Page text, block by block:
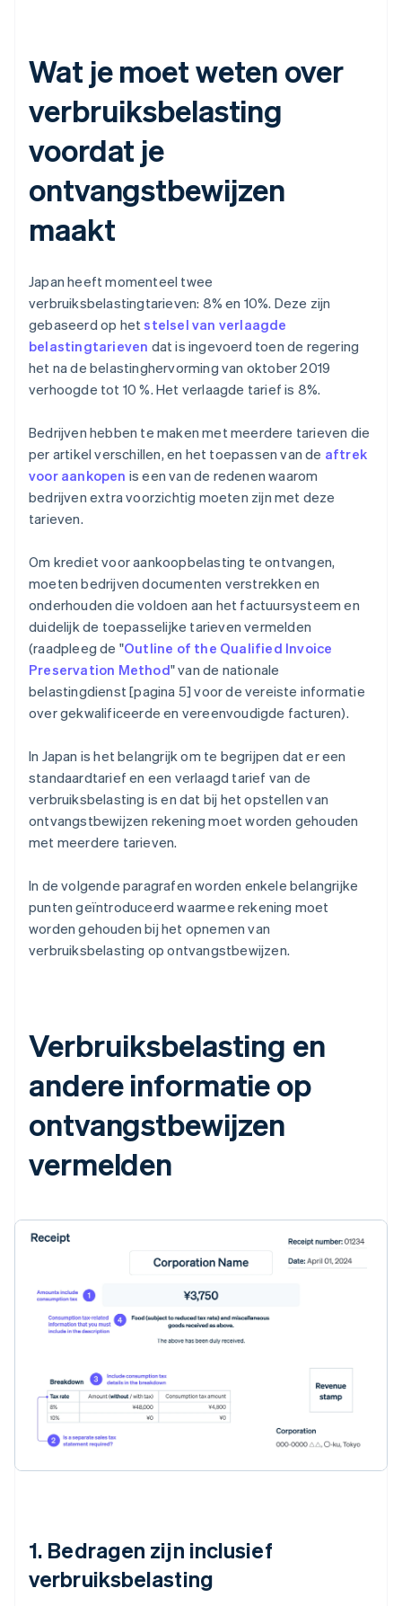
Wat je moet weten over
verbruiksbelasting
voordat je
ontvangstbewijzen
maakt
Japan heeft momenteel twee
verbruiksbelastingtarieven: 8% en 10%. Deze zijn
gebaseerd op hetstelsel van verlaagde
belastingtarieven dat is ingevoerd toen de regering
het na de belastinghervorming van oktober 2019
verhoogde tot 10 %. Het verlaagde tarief is 8%.
Bedrijven hebben te maken met meerdere tarieven die
per artikel verschillen, en het toepassen van de aftrek
voor aankopen is een van de redenen waarom
bedrijven extra voorzichtig moeten zijn met deze
tarieven.
Om krediet voor aankoopbelasting te ontvangen,
moeten bedrijven documenten verstrekken en
onderhouden die voldoen aan het factuursysteem en
duidelijk de toepasselijke tarieven vermelden
(raadpleeg de "Outline of the Qualified Invoice
Preservation Method" van de nationale
belastingdienst [pagina 5] voor de vereiste informatie
over gekwalificeerde en vereenvoudigde facturen).
In Japan is het belangrijk om te begrijpen dat er een
standaardtarief en een verlaagd tarief van de
verbruiksbelasting is en dat bij het opstellen van
ontvangstbewijzen rekening moet worden gehouden
met meerdere tarieven.
In de volgende paragrafen worden enkele belangrijke
punten geïntroduceerd waarmee rekening moet
worden gehouden bij het opnemen van
verbruiksbelasting op ontvangstbewijzen.
Verbruiksbelasting en
andere informatie op
ontvangstbewijzen
vermelden
1. Bedragen zijn inclusief
verbruiksbelasting